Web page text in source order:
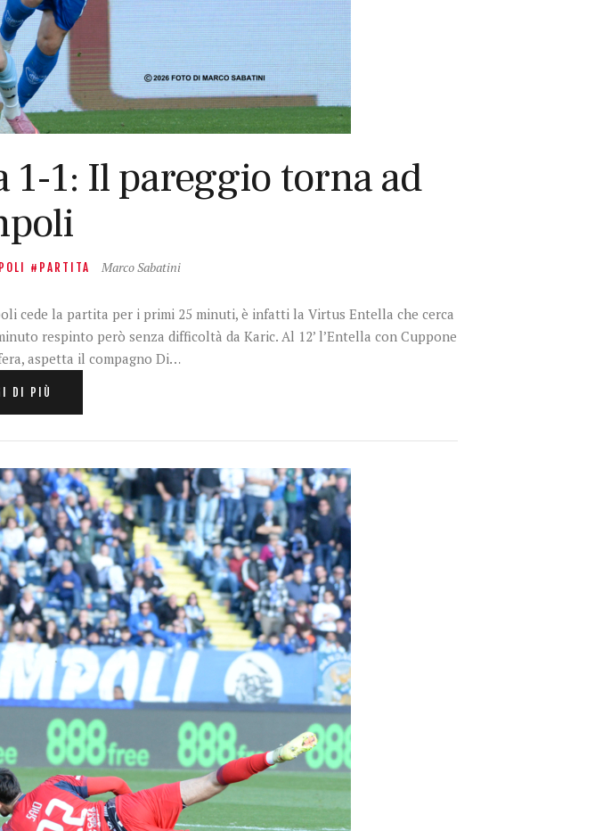
1: Il pareggio torna ad
PARTITA Marco Sabatini
cede la partita per i primi 25 minuti, è infatti la Virtus Entella che cerca
respinto però senza difficoltà da Karic. Al 12’ l’Entella con Cuppone
aspetta il compagno Di…
DI PIÙ